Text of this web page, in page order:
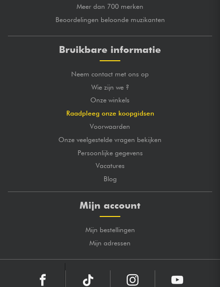
Meer dan 700 merken
Beoordelingen beloonde muzikanten
Bruikbare informatie
Neem contact met ons op
Wie zijn we ?
Onze winkels
Raadpleeg onze koopgidsen
Voorwaarden
Onze veelgestelde vragen bekijken
Persoonlijke gegevens
Vacatures
Blog
Mijn account
Mijn bestellingen
Mijn adressen